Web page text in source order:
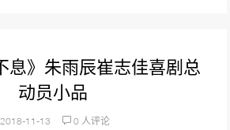
《蹬三轮儿的父亲》宋晓峰嫌弃父亲骑三
息》朱雨辰崔志佳喜剧总
动员小品
2018-11-13 0 人评论